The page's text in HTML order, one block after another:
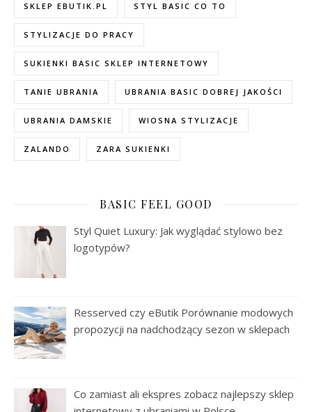
SKLEP EBUTIK.PL STYL BASIC CO TO
STYLIZACJE DO PRACY
SUKIENKI BASIC SKLEP INTERNETOWY
TANIE UBRANIA UBRANIA BASIC DOBREJ JAKOŚCI
UBRANIA DAMSKIE WIOSNA STYLIZACJE
ZALANDO ZARA SUKIENKI
BASIC FEEL GOOD
Styl Quiet Luxury: Jak wyglądać stylowo bez
logotypów?
Resserved czy eButik Porównanie modowych
propozycji na nadchodzący sezon w sklepach
Co zamiast ali ekspres zobacz najlepszy sklep